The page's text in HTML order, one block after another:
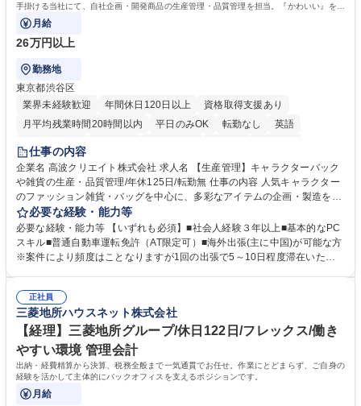
手掛ける当社にて、自社企画・開発商品の生産管理・品質管理を担当。『かわいい』を届
けるやりがいのあるポジションです。
月給
26万円以上
勤務地
東京都渋谷区
業界未経験歓迎
年間休日120日以上
資格取得支援あり
月平均残業時間20時間以内
平日のみOK 転勤なし
英語
住宅手当あり
完全週休2日制
交通費支給 駅近5分以内 中国語 土日祝休み
仕事の内容
企業名 高波クリエイト株式会社 求人名 【生産管理】キャラクターバック
や雑貨の生産・品質管理/年休125日/転勤無 仕事の内容 人気キャラクター
のファッション雑貨・バッグを中心に、多彩なアイテムの企画・製造を手
掛ける当社にて、自社企画・開発商品の生産管理・品質管理を担当。『か
わいい』を届けるやりがいのあるポジションです。 有名ブランドやキャラ
クターライセンスを活用した商品の企画・開発・販売を行っています。企
画段階から納品まで、商品の製造に関わる全てのプロセスにおいて、生産
元様とのやり取り、輸入関連の書類の管理、国内倉庫での品質チェック、
工場開拓などがございます。 募集職種 【生産管理】キャラクターバック
や雑貨の生産・品質管理/年休125日/転勤無
必要な経験・能力等
必要な経験・能力等 【いずれも必須】■社会人経験３年以上■基本的なPC
スキル■普通自動車運転免許（AT限定可）■海外出張(主に中国)が可能な方
※案件により頻度はことなりますが1回の出張で5～10日程度滞在いただ
め、『コツコツと実直に取り組める方』 ・工場やライセンス元を含む社内
外関係者と友好なコミュニケーションが取れる方 ※折衝は営業担当がメイ
ンで行います。 学歴・資格 学歴：大学院 大学 高専 短大 専修学校 高校 語
学力： 資格：
正社員
三菱地所ハウスネット株式会社
【経理】三菱地所グループ/休日122日/フレックス/働き
やすい環境 管理会計
出納・経費精算から決算、税務全般まで一気通貫でお任せ。作業にとどまらず、ご自身の
経験を活かして主体的にバックオフィスを支えるポジションです。
月給